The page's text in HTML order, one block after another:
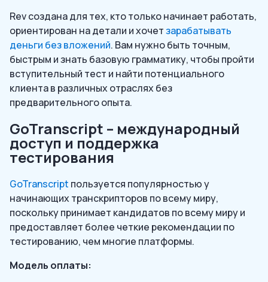
Rev создана для тех, кто только начинает работать,
ориентирован на детали и хочетзарабатывать
деньги без вложений. Вам нужно быть точным,
быстрым и знать базовую грамматику, чтобы пройти
вступительный тест и найти потенциального
клиента в различных отраслях без
предварительного опыта.
GoTranscript – международный
доступ и поддержка
тестирования
GoTranscript пользуется популярностью у
начинающих транскрипторов по всему миру,
поскольку принимает кандидатов по всему миру и
предоставляет более четкие рекомендации по
тестированию, чем многие платформы.
Модель оплаты: